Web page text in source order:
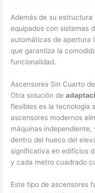
Además de su
equipados con sistemas
automáticas de apertura
que garantiza la
funcionalidad.
Ascensores Sin Cuarto
Otra solución de
flexibles es la tecnología
ascensores modernos
máquinas
dentro del hueco del
significativa en edificios
y cada metro cuadrado
Este tipo de ascensores